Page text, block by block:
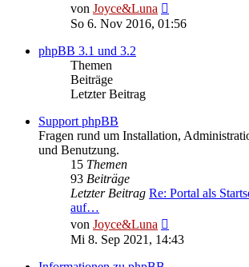
von Joyce&Luna
Beitrag
So 6. Nov 2016, 01:56
phpBB 3.1 und 3.2
Themen
Beiträge
Letzter Beitrag
Support phpBB
Fragen rund um Installation,
und Benutzung.
15 Themen
93 Beiträge
Letzter Beitrag Re: Portal als
auf…
von Joyce&Luna
Beitrag
Mi 8. Sep 2021, 14:43